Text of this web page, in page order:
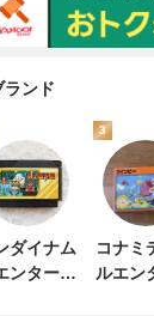
ランド
ダイナム
ンターテ
3
コナミ
ルエン